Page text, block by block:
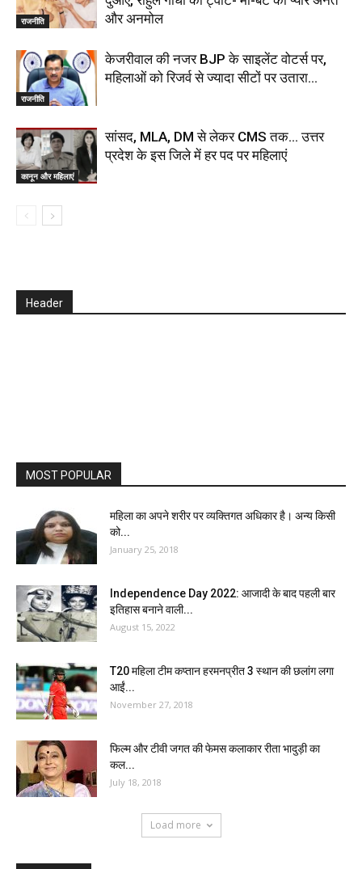
राजनीति
और अनमोल
राजनीति
केजरीवाल की नजर BJP के साइलेंट वोटर्स पर,
महिलाओं को रिजर्व से ज्यादा सीटों पर उतारा…
कानून और महिलाएं
सांसद, MLA, DM से लेकर CMS तक… उत्तर
प्रदेश के इस जिले में हर पद पर महिलाएं
Header
MOST POPULAR
महिला का अपने शरीर पर व्यक्तिगत अधिकार है। अन्य किसी
को...
January 25, 2018
Independence Day 2022: आजादी के बाद पहली बार
इतिहास बनाने वाली...
August 15, 2022
T20 महिला टीम कप्तान हरमनप्रीत 3 स्थान की छलांग लगा
आईं...
November 27, 2018
फिल्म और टीवी जगत की फेमस कलाकार रीता भादुड़ी का
कल...
July 18, 2018
Load more